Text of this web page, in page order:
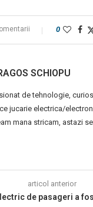
0
SCHIOPU
de tehnologie,
jucarie electrica/
mana stricam, astazi
articol anterior
de pasageri a